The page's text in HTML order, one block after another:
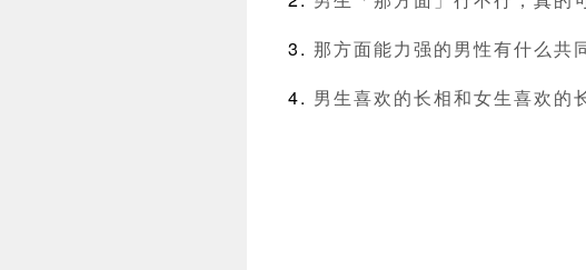
那方面能力强的男性有什么共
男生喜欢的长相和女生喜欢的